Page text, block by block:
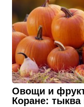
Овощи и
Коране: